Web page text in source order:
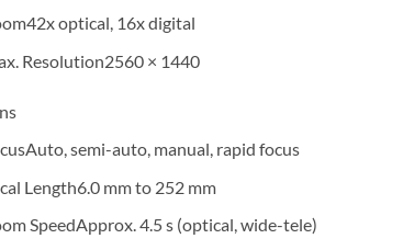
42x optical, 16x digital
Resolution2560 × 1440
Auto, semi-auto, manual, rapid focus
Length6.0 mm to 252 mm
SpeedApprox. 4.5 s (optical, wide-tele)